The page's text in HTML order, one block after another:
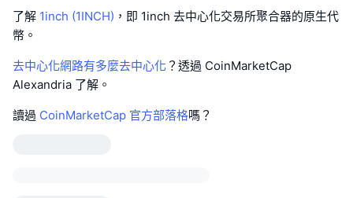
了解 1inch (1INCH) ，即 1inch 去中心化交易所聚合器的原生代
幣。
去中心化網路有多麼去中心化 ？透過 CoinMarketCap
Alexandria 了解。
讀過 CoinMarketCap 官方部落格嗎？